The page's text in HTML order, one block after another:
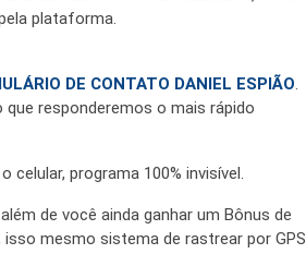
plataforma.
DE CONTATO DANIEL ESPIÃO
responderemos o mais rápido
programa 100% invisível.
de você ainda ganhar um Bônus de
mesmo sistema de rastrear por GPS